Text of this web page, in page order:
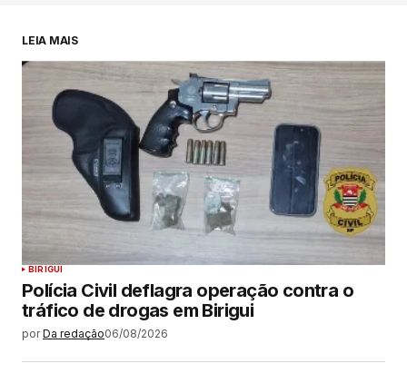
LEIA MAIS
BIRIGUI
Polícia Civil deflagra operação contra o
tráfico de drogas em Birigui
por Da redação06/08/2026